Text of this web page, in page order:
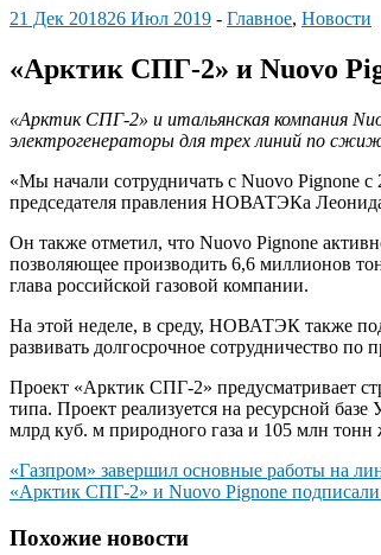
21 Дек 201826 Июл 2019 - Главное, Новости
«Арктик СПГ-2» и Nuovo
«Арктик СПГ-2» и итальянская компания
электрогенераторы для трех линий по
«Мы начали сотрудничать с Nuovo Pignone
председателя правления НОВАТЭКа
Он также отметил, что Nuovo Pignone
позволяющее производить 6,6 миллионов
глава российской газовой компании.
На этой неделе, в среду, НОВАТЭК также
развивать долгосрочное сотрудничество
Проект «Арктик СПГ-2» предусматривает
типа. Проект реализуется на ресурсной
млрд куб. м природного газа и 105 млн
Навигация
по
записям
«Газпром» завершил основные работы на
«Арктик СПГ-2» и Nuovo Pignone
Похожие новости